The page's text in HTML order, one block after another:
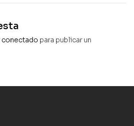
| Relato de la
conectado para publicar un